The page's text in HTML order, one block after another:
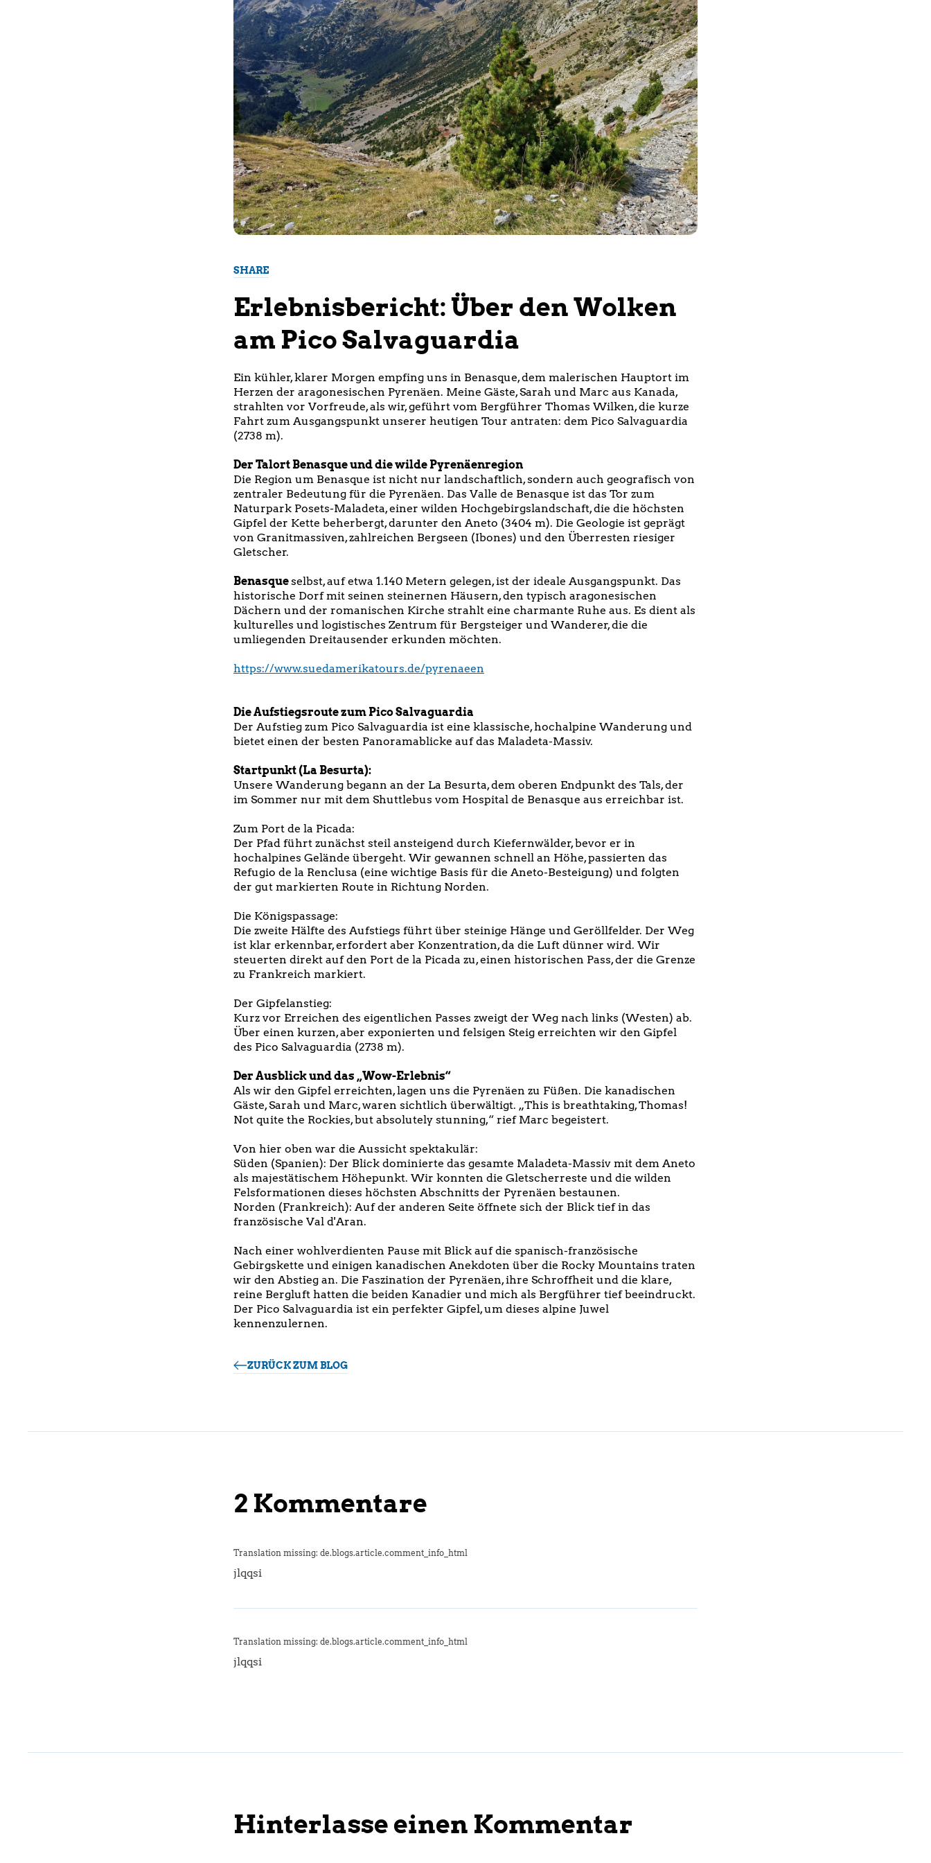
SHARE
Erlebnisbericht: Über den Wolken
am Pico Salvaguardia
Ein kühler, klarer Morgen empfing uns in Benasque, dem malerischen Hauptort im
Herzen der aragonesischen Pyrenäen. Meine Gäste, Sarah und Marc aus Kanada,
strahlten vor Vorfreude, als wir, geführt vom Bergführer Thomas Wilken, die kurze
Fahrt zum Ausgangspunkt unserer heutigen Tour antraten: dem Pico Salvaguardia
(2738 m).
Der Talort Benasque und die wilde Pyrenäenregion
Die Region um Benasque ist nicht nur landschaftlich, sondern auch geografisch von
zentraler Bedeutung für die Pyrenäen. Das Valle de Benasque ist das Tor zum
Naturpark Posets-Maladeta, einer wilden Hochgebirgslandschaft, die die höchsten
Gipfel der Kette beherbergt, darunter den Aneto (3404 m). Die Geologie ist geprägt
von Granitmassiven, zahlreichen Bergseen (Ibones) und den Überresten riesiger
Gletscher.
Benasqueselbst, auf etwa 1.140 Metern gelegen, ist der ideale Ausgangspunkt. Das
historische Dorf mit seinen steinernen Häusern, den typisch aragonesischen
Dächern und der romanischen Kirche strahlt eine charmante Ruhe aus. Es dient als
kulturelles und logistisches Zentrum für Bergsteiger und Wanderer, die die
umliegenden Dreitausender erkunden möchten.
https://www.suedamerikatours.de/pyrenaeen
Die Aufstiegsroute zum Pico Salvaguardia
Der Aufstieg zum Pico Salvaguardia ist eine klassische, hochalpine Wanderung und
bietet einen der besten Panoramablicke auf das Maladeta-Massiv.
Startpunkt (La Besurta):
Unsere Wanderung begann an der La Besurta, dem oberen Endpunkt des Tals, der
im Sommer nur mit dem Shuttlebus vom Hospital de Benasque aus erreichbar ist.
Zum Port de la Picada:
Der Pfad führt zunächst steil ansteigend durch Kiefernwälder, bevor er in
hochalpines Gelände übergeht. Wir gewannen schnell an Höhe, passierten das
Refugio de la Renclusa (eine wichtige Basis für die Aneto-Besteigung) und folgten
der gut markierten Route in Richtung Norden.
Die Königspassage:
Die zweite Hälfte des Aufstiegs führt über steinige Hänge und Geröllfelder. Der Weg
ist klar erkennbar, erfordert aber Konzentration, da die Luft dünner wird. Wir
steuerten direkt auf den Port de la Picada zu, einen historischen Pass, der die Grenze
zu Frankreich markiert.
Der Gipfelanstieg:
Kurz vor Erreichen des eigentlichen Passes zweigt der Weg nach links (Westen) ab.
Über einen kurzen, aber exponierten und felsigen Steig erreichten wir den Gipfel
des Pico Salvaguardia (2738 m).
Der Ausblick und das „Wow-Erlebnis“
Als wir den Gipfel erreichten, lagen uns die Pyrenäen zu Füßen. Die kanadischen
Gäste, Sarah und Marc, waren sichtlich überwältigt. „This is breathtaking, Thomas!
Not quite the Rockies, but absolutely stunning,“ rief Marc begeistert.
Von hier oben war die Aussicht spektakulär:
Süden (Spanien): Der Blick dominierte das gesamte Maladeta-Massiv mit dem Aneto
als majestätischem Höhepunkt. Wir konnten die Gletscherreste und die wilden
Felsformationen dieses höchsten Abschnitts der Pyrenäen bestaunen.
Norden (Frankreich): Auf der anderen Seite öffnete sich der Blick tief in das
französische Val d'Aran.
Nach einer wohlverdienten Pause mit Blick auf die spanisch-französische
Gebirgskette und einigen kanadischen Anekdoten über die Rocky Mountains traten
wir den Abstieg an. Die Faszination der Pyrenäen, ihre Schroffheit und die klare,
reine Bergluft hatten die beiden Kanadier und mich als Bergführer tief beeindruckt.
Der Pico Salvaguardia ist ein perfekter Gipfel, um dieses alpine Juwel
kennenzulernen.
ZURÜCK ZUM BLOG
2 Kommentare
jlqqsi
Translation missing: de.blogs.article.comment_info_html
jlqqsi
Translation missing: de.blogs.article.comment_info_html
Hinterlasse einen Kommentar